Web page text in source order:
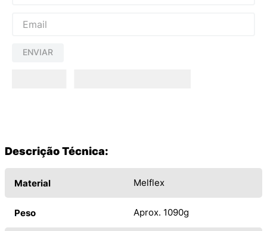
ENVIAR
Descrição Técnica:
Material Melflex
Peso Aprox. 1090g